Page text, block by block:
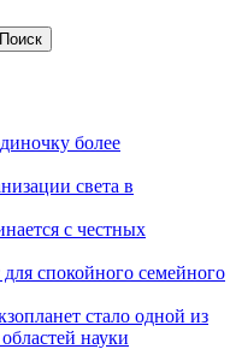
Поиск
более
света в
с честных
спокойного семейного
стало одной из
науки